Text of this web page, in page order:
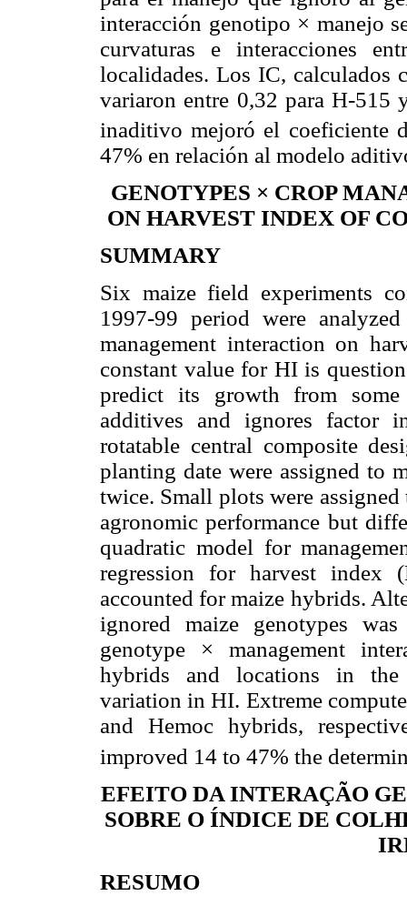
interacción genotipo × manejo
curvaturas e interacciones
localidades. Los IC, calculados
variaron entre 0,32 para H-
inaditivo mejoró el coeficiente
47% en relación al modelo
GENOTYPES × CROP
ON HARVEST INDEX OF
SUMMARY
Six maize field experiments
1997-99 period were
management interaction on
constant value for HI is
predict its growth from
additives and ignores factor
rotatable central composite
planting date were assigned to
twice. Small plots were
agronomic performance but
quadratic model for
regression for harvest
accounted for maize hybrids.
ignored maize genotypes
genotype × management
hybrids and locations in the
variation in HI. Extreme
and Hemoc hybrids,
improved 14 to 47% the
EFEITO DA INTERAÇÃO
SOBRE O ÍNDICE DE
RESUMO